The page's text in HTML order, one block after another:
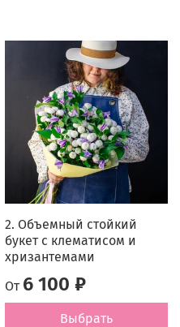
2. Объемный стойкий
букет с клематисом и
хризантемами
От 6 100 ₽
Выбрать